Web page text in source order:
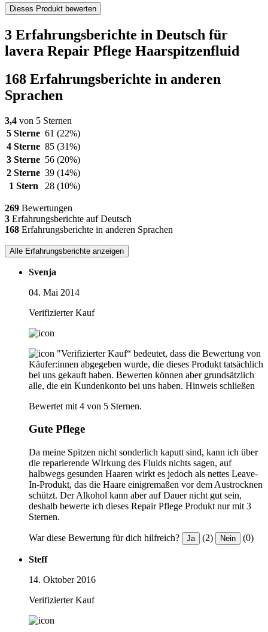
Dieses Produkt bewerten
3 Erfahrungsberichte in Deutsch für
lavera Repair Pflege Haarspitzenfluid
168 Erfahrungsberichte in anderen
Sprachen
3,4 von 5 Sternen
5 Sterne 61 (22%)
4 Sterne 85 (31%)
3 Sterne 56 (20%)
2 Sterne 39 (14%)
1 Stern
28 (10%)
269 Bewertungen
3 Erfahrungsberichte auf Deutsch
168 Erfahrungsberichte in anderen Sprachen
Alle Erfahrungsberichte anzeigen
Svenja
04. Mai 2014
Verifizierter Kauf
"Verifizierter Kauf“ bedeutet, dass die Bewertung von
Käufer:innen abgegeben wurde, die dieses Produkt tatsächlich
bei uns gekauft haben. Bewerten können aber grundsätzlich
alle, die ein Kundenkonto bei uns haben. Hinweis schließen
Bewertet mit 4 von 5 Sternen.
Gute Pflege
Da meine Spitzen nicht sonderlich kaputt sind, kann ich über
die reparierende WIrkung des Fluids nichts sagen, auf
halbwegs gesunden Haaren wirkt es jedoch als nettes Leave-
In-Produkt, das die Haare einigremaßen vor dem Austrocknen
schützt. Der Alkohol kann aber auf Dauer nicht gut sein,
deshalb bewerte ich dieses Repair Pflege Produkt nur mit 3
Sternen.
War diese Bewertung für dich hilfreich? Ja (2) Nein (0)
Steff
14. Oktober 2016
Verifizierter Kauf